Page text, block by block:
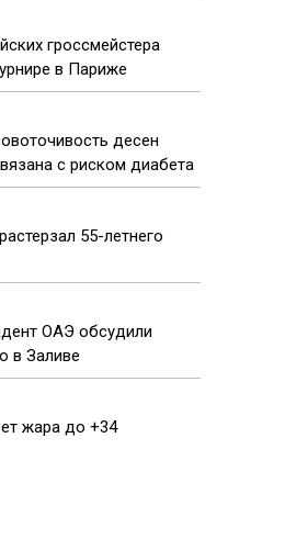
гроссмейстера
в Париже
десен
с риском диабета
55-летнего
ОАЭ обсудили
в Заливе
жара до +34